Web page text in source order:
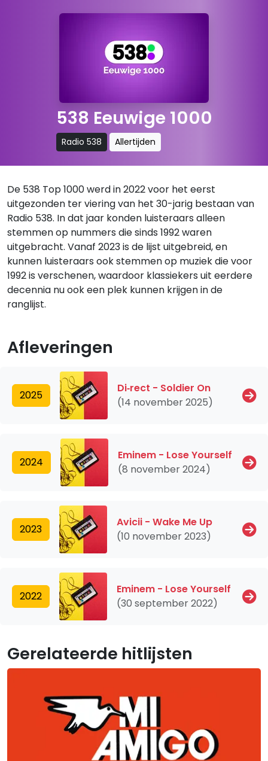
538 Eeuwige 1000
Radio 538 Allertijden
De 538 Top 1000 werd in 2022 voor het eerst
uitgezonden ter viering van het 30-jarig bestaan van
Radio 538. In dat jaar konden luisteraars alleen
stemmen op nummers die sinds 1992 waren
uitgebracht. Vanaf 2023 is de lijst uitgebreid, en
kunnen luisteraars ook stemmen op muziek die voor
1992 is verschenen, waardoor klassiekers uit eerdere
decennia nu ook een plek kunnen krijgen in de
ranglijst.
Afleveringen
2025
Di‐rect - Soldier On
(14 november 2025)
2024
Eminem - Lose Yourself
(8 november 2024)
2023
Avicii - Wake Me Up
(10 november 2023)
2022
Eminem - Lose Yourself
(30 september 2022)
Gerelateerde hitlijsten